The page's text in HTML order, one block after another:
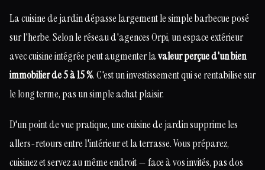
La cuisine de jardin dépasse largement le simple barbecue posé
sur l'herbe. Selon le réseau d'agences Orpi, un espace extérieur
avec cuisine intégrée peut augmenter lavaleur perçue d'un bien
immobilier de 5 à 15 %. C'est un investissement qui se rentabilise sur
le long terme, pas un simple achat plaisir.
D'un point de vue pratique, une cuisine de jardin supprime les
allers-retours entre l'intérieur et la terrasse. Vous préparez,
cuisinez et servez au même endroit — face à vos invités, pas dos